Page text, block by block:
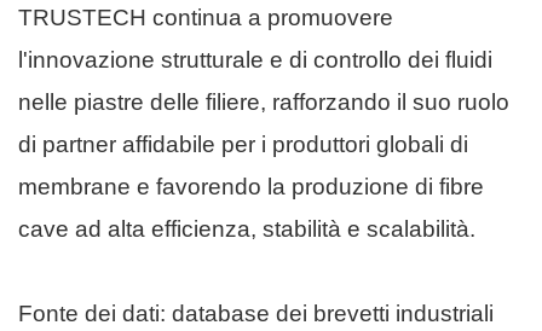
TRUSTECH continua a promuovere
l'innovazione strutturale e di controllo dei fluidi
nelle piastre delle filiere, rafforzando il suo ruolo
di partner affidabile per i produttori globali di
membrane e favorendo la produzione di fibre
cave ad alta efficienza, stabilità e scalabilità.
Fonte dei dati: database dei brevetti industriali